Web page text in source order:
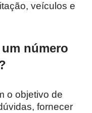
veículos e
número
o objetivo de
fornecer